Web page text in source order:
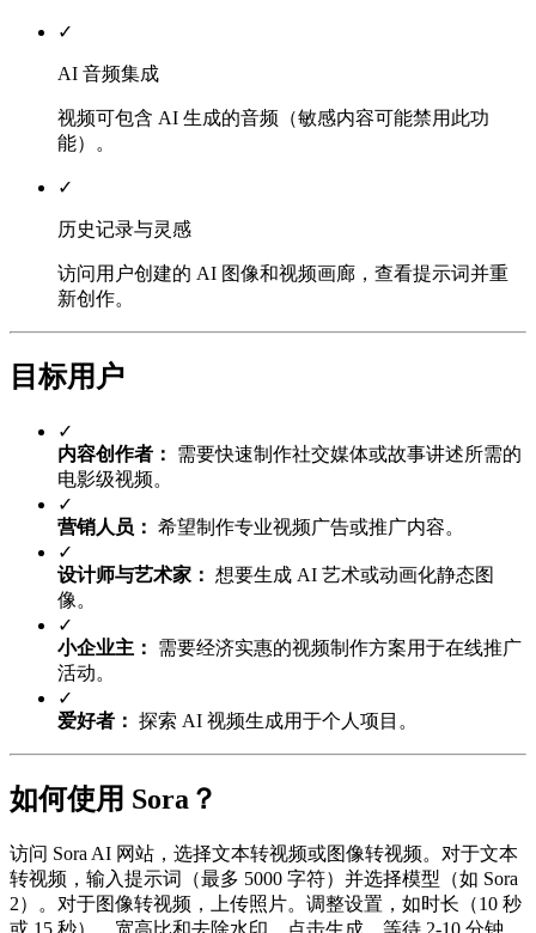
✓
AI 音频集成
视频可包含 AI 生成的音频（敏感内容可能禁用此功
能）。
✓
历史记录与灵感
访问用户创建的 AI 图像和视频画廊，查看提示词并重
新创作。
目标用户
✓
内容创作者：
需要快速制作社交媒体或故事讲述所需的
电影级视频。
✓
营销人员： 希望制作专业视频广告或推广内容。
✓
设计师与艺术家： 想要生成 AI 艺术或动画化静态图
像。
✓
小企业主：
需要经济实惠的视频制作方案用于在线推广
活动。
✓
爱好者： 探索 AI 视频生成用于个人项目。
如何使用 Sora？
访问 Sora AI 网站，选择文本转视频或图像转视频。对于文本
转视频，输入提示词（最多 5000 字符）并选择模型（如 Sora
2）。对于图像转视频，上传照片。调整设置，如时长（10 秒
或 15 秒）、宽高比和去除水印。点击生成，等待 2-10 分钟